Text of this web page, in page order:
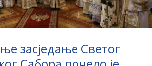
засједање Светог